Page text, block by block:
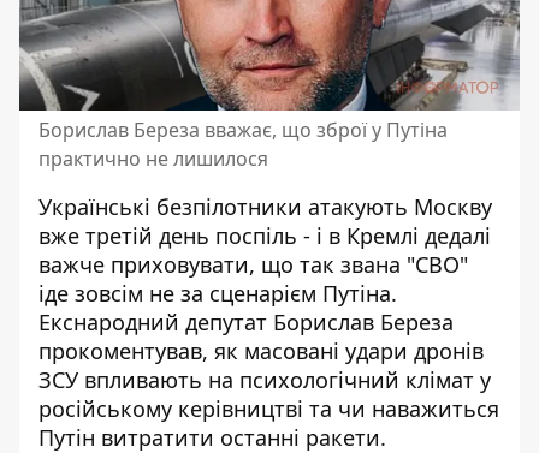
Борислав Береза вважає, що зброї у Путіна
практично не лишилося
Українські безпілотники атакують Москву
вже третій день поспіль - і в Кремлі дедалі
важче приховувати, що так звана "СВО"
іде зовсім не за сценарієм Путіна.
Екснародний депутат Борислав Береза
прокоментував, як масовані удари дронів
ЗСУ впливають на психологічний клімат у
російському керівництві та чи наважиться
Путін витратити останні ракети.